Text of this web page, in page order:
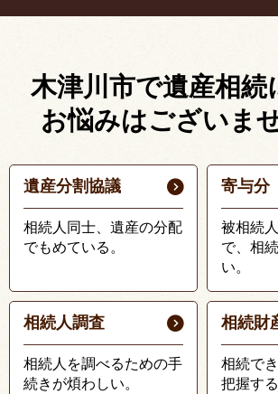
木津川市で遺産相続
お悩みはございま
遺産分割協議
相続人同士、遺産の分配
でもめている。
寄与分
被相続
で、相
い。
相続人調査
相続人を調べるための手
続きが煩わしい。
相続財
相続で
把握す